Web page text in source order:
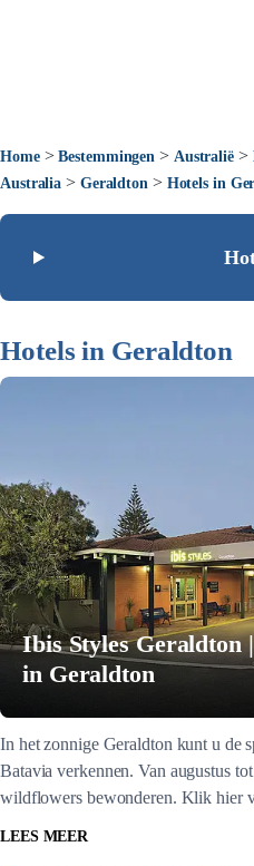
Home>Bestemmingen > Australië>
Australia > Geraldton > Hotels in
Hotels in Geraldton
Ibis Styles Geraldton
in Geraldton
In het zonnige Geraldton kunt u de
Batavia verkennen. Van augustus
wildflowers bewonderen. Klik hier
LEES MEER